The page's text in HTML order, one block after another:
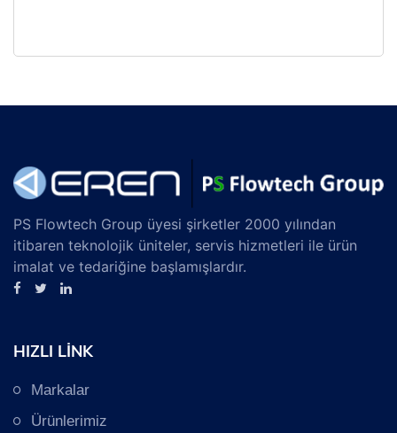
PS Flowtech Group üyesi şirketler 2000 yılından
itibaren teknolojik üniteler, servis hizmetleri ile ürün
imalat ve tedariğine başlamışlardır.
HIZLI LİNK
Markalar
Ürünlerimiz